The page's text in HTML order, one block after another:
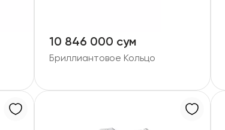
10 846 000 сум
Бриллиантовое Кольцо